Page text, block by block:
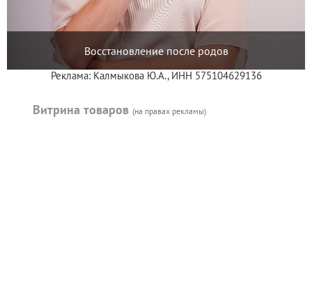
Восстановление после родов
Реклама: Калмыкова Ю.А., ИНН 575104629136
Витрина товаров (на правах рекламы)